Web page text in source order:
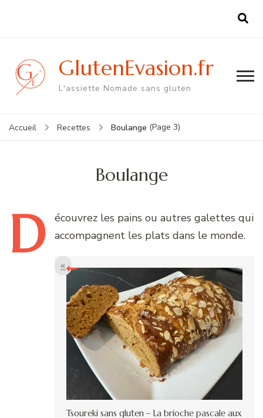
GlutenEvasion.fr
L'assiette Nomade sans gluten
Accueil Recettes Boulange (Page 3)
Boulange
D écouvrez les pains ou autres galettes qui
accompagnent les plats dans le monde.
Tsoureki sans gluten – La brioche pascale aux
«